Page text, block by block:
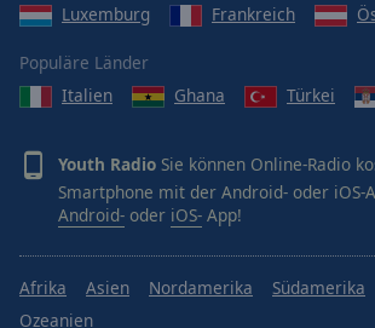
Luxemburg
Frankreich
Populäre Länder
Italien
Ghana Türkei
Youth Radio Sie können Online-Radio
Smartphone mit der Android- oder iOS-
Android- oder iOS- App!
Afrika Asien Nordamerika Südamerika
Ozeanien